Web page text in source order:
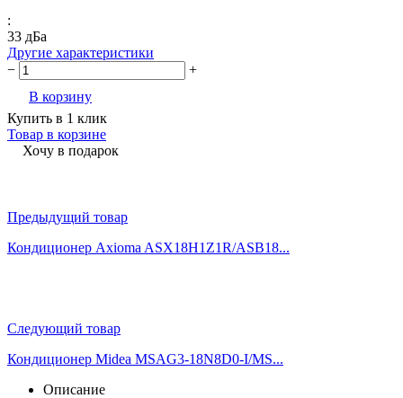
:
33 дБа
Другие характеристики
−
+
В корзину
Купить в 1 клик
Товар в корзине
Хочу в подарок
Предыдущий товар
Кондиционер Axioma ASX18H1Z1R/ASB18...
Следующий товар
Кондиционер Midea MSAG3-18N8D0-I/MS...
Описание